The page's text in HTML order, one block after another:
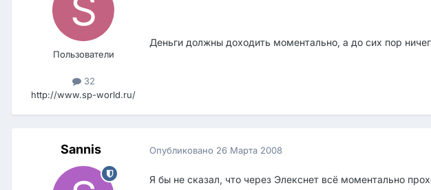
Пользователи
32
http://www.sp-world.ru/
Деньги должны доходить моментально, а до сих пор
Sannis Опубликовано 26 Марта 2008
Я бы не сказал, что через Элекснет всё моментально